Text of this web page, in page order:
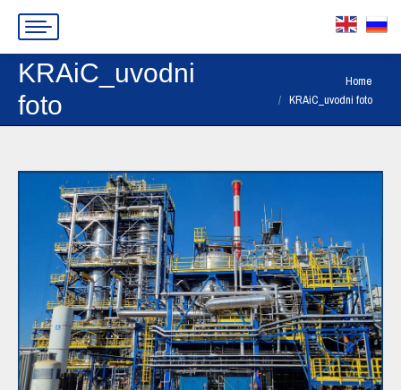
KRAiC_uvodni
foto
Home
KRAiC_uvodni foto